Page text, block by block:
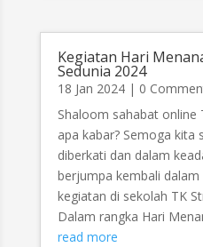
Kegiatan Hari
Sedunia 2024
18 Jan 2024| 0
Shaloom sahabat online
apa kabar? Semoga kita
diberkati dan dalam
berjumpa kembali
kegiatan di sekolah TK
Dalam rangka Hari
read more